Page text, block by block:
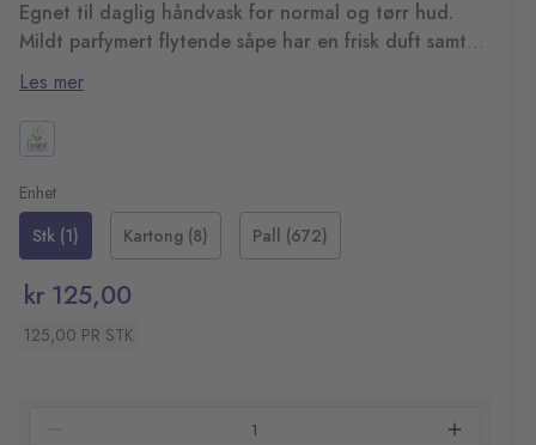
Egnet til daglig håndvask for normal og tørr hud.
Mildt parfymert flytende såpe har en frisk duft samt
fuktighetsgivende og fornyende ingredienser for
skånsom håndvask.
Passer i Tork S5 håndhygiene dispenser mini, som er
sertifisert «Easy to use» og sørger for god håndhygiene
for alle brukere.
Den fabrikkforseglede flasken kommer med en ny pumpe
i hver refill, noe som bidrar til å redusere kontaminering
og holder produktet trygt hele veien til brukeren.
Fuktighetsgivende, med lipidpåfyllende ingredienser
96% av ingrediensene er av naturlig opprinnelse
Hudvennlig pH-verdi
Reduserer tidsbruken for renholderne
Les mer
Enhet
Stk (1)
Kartong (8) Pall (672)
kr 125,00
125,00 PR STK